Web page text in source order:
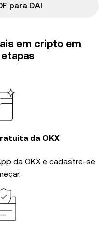
para DAI
em cripto em
da OKX
da OKX e cadastre-se